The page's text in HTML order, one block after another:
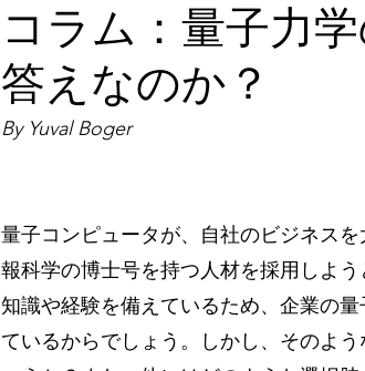
コラム：量子力
答えなのか？
By Yuval Boger
量子コンピュータが、自社のビジネス
報科学の博士号を持つ人材を採用しよ
知識や経験を備えているため、企業の
ているからでしょう。しかし、そのよ